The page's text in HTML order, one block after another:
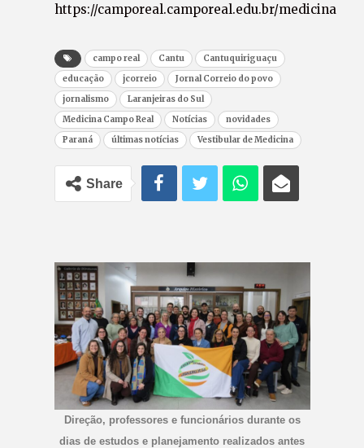
https://camporeal.camporeal.edu.br/medicina
campo real Cantu
Cantuquiriguaçu
educação
jcorreio
Jornal Correio do povo
jornalismo
Laranjeiras do Sul
Medicina Campo Real
Notícias
novidades
Paraná
últimas notícias Vestibular de Medicina
Share
Direção, professores e funcionários durante os
dias de estudos e planejamento realizados antes